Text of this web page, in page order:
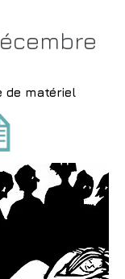
de matériel